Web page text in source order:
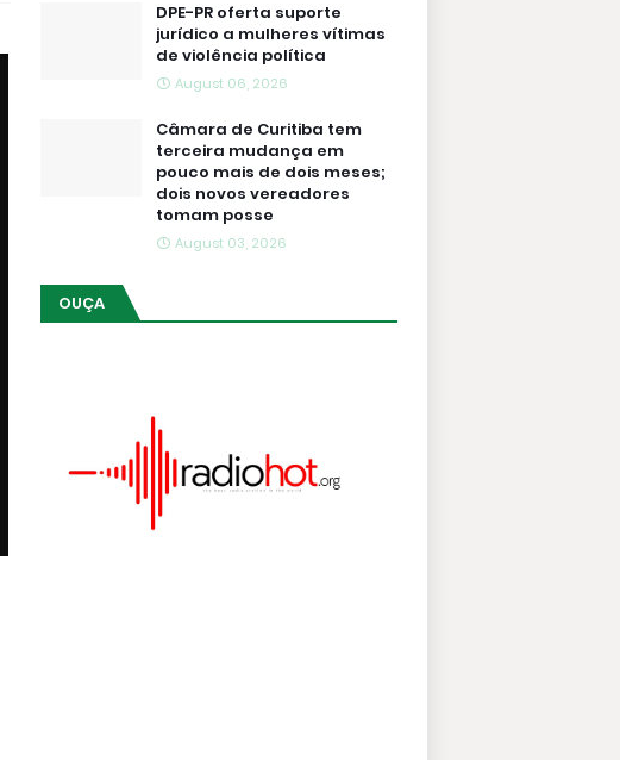
DPE-PR oferta suporte
jurídico a mulheres vítimas
de violência política
August 06, 2026
Câmara de Curitiba tem
terceira mudança em
pouco mais de dois meses;
dois novos vereadores
tomam posse
August 03, 2026
OUÇA